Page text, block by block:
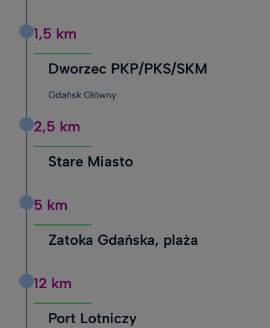
1,5 km
Dworzec PKP/PKS/SKM
Gdańsk Główny
2,5 km
Stare Miasto
5 km
Zatoka Gdańska, plaża
12 km
Port Lotniczy